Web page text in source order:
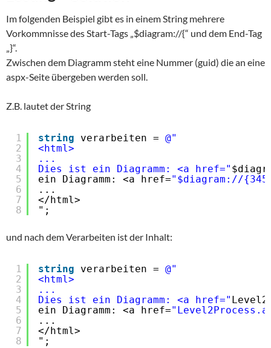
Im folgenden Beispiel gibt es in einem String mehrere
Vorkommnisse des Start-Tags „$diagram://{“ und dem End-Tag
„}“.
Zwischen dem Diagramm steht eine Nummer (guid) die an eine
aspx-Seite übergeben werden soll.
Z.B. lautet der String
1
2
3
4
5
6
7
8
string verarbeiten = @"
<html>
...
Dies ist ein Diagramm: <a href="
ein Diagramm: <a href="$diagram://
...
</html>
";
und nach dem Verarbeiten ist der Inhalt:
1
2
3
4
5
6
7
8
string verarbeiten = @"
<html>
...
Dies ist ein Diagramm: <a href="
ein Diagramm: <a href=
...
</html>
";